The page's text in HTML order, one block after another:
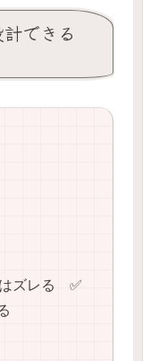
できる
ズレる ✅